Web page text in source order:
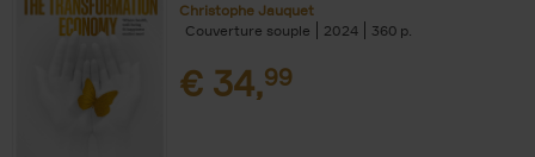
Christophe Jauquet
Couverture souple
2024 360
€ 34,99